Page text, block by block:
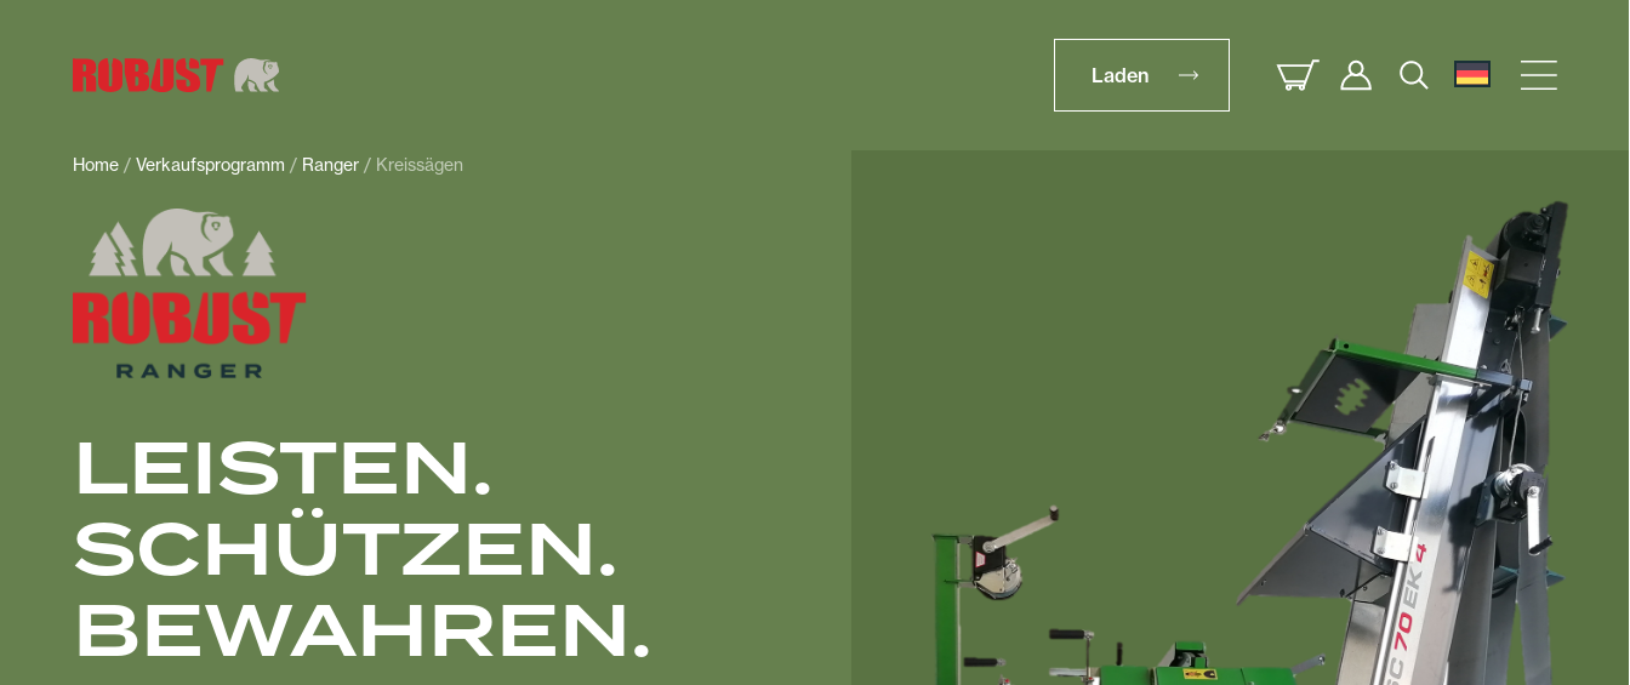
Laden
Home / Verkaufsprogramm / Ranger / Kreissägen
LEISTEN.
SCHÜTZEN.
BEWAHREN.